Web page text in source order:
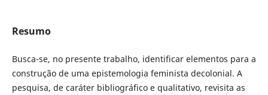
Resumo
Busca-se, no presente trabalho, identificar elementos para a
construção de uma epistemologia feminista decolonial. A
pesquisa, de caráter bibliográfico e qualitativo, revisita as